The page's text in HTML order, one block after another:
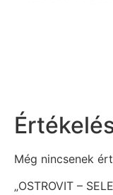
Még nincsenek
„OSTROVIT –